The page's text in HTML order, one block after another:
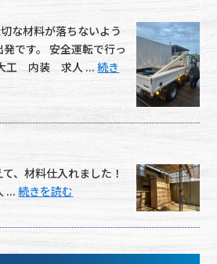
な材料が落ちないよう
です。 安全運転で行っ
工 内装 求人 ...続き
、材料仕入れました！
...続きを読む